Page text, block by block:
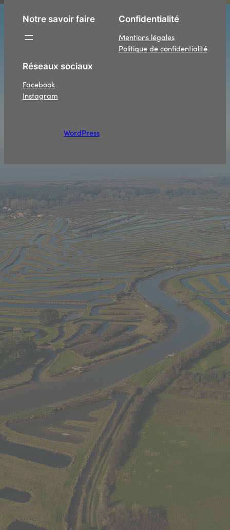
Notre savoir faire
Confidentialité
Mentions légales
Politique de confidentialité
Réseaux sociaux
Facebook
Instagram
WordPress